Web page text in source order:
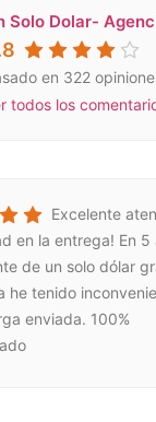
Solo Dolar-
en 322
todos los
Excelente
en la entrega! En 5
de un solo dólar
he tenido
enviada. 100%